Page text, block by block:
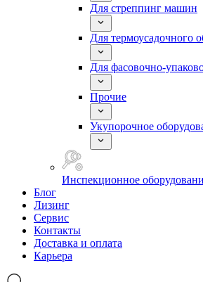
Для стреппинг машин
Для термоусадочного
Для фасовочно-
Прочие
Укупорочное
Инспекционное
Блог
Лизинг
Сервис
Контакты
Доставка и оплата
Карьера